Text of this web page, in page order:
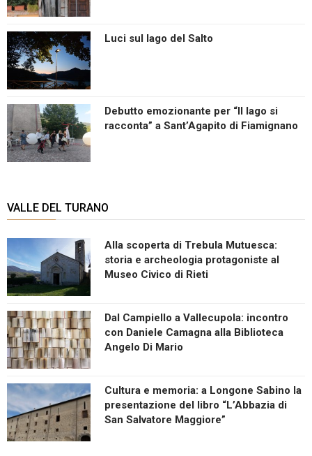
Luci sul lago del Salto
Debutto emozionante per “Il lago si
racconta” a Sant’Agapito di Fiamignano
VALLE DEL TURANO
Alla scoperta di Trebula Mutuesca:
storia e archeologia protagoniste al
Museo Civico di Rieti
Dal Campiello a Vallecupola: incontro
con Daniele Camagna alla Biblioteca
Angelo Di Mario
Cultura e memoria: a Longone Sabino la
presentazione del libro “L’Abbazia di
San Salvatore Maggiore”